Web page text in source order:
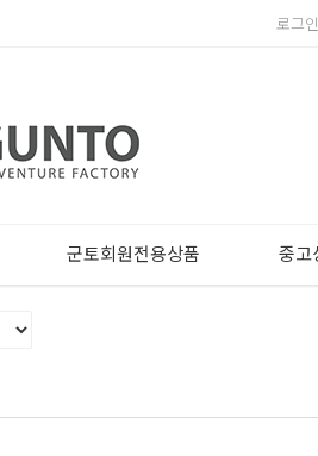
로그인
군토회원전용상품 중고